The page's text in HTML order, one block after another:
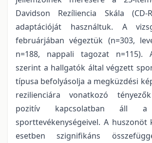
Davidson Rezíliencia Skála (CD-
adaptációját használtuk. A
februárjában végeztük (n=303,
n=188, nappali tagozat n=115).
szerint a hallgatók által végzett
típusa befolyásolja a megküzdési
rezilienciára vonatkozó
pozitív kapcsolatban áll a
sporttevékenységeivel. A huszonöt
esetben szignifikáns